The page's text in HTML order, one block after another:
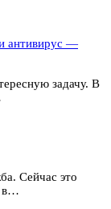
антивирус —
задачу. В
Сейчас это
в…